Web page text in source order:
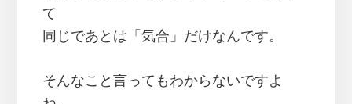
て
同じであとは「気合」だけなんです。
そんなこと言ってもわからないですよ